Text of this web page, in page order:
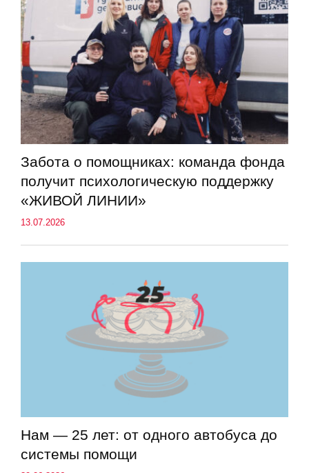
Забота о помощниках: команда фонда
получит психологическую поддержку
«ЖИВОЙ ЛИНИИ»
13.07.2026
Нам — 25 лет: от одного автобуса до
системы помощи